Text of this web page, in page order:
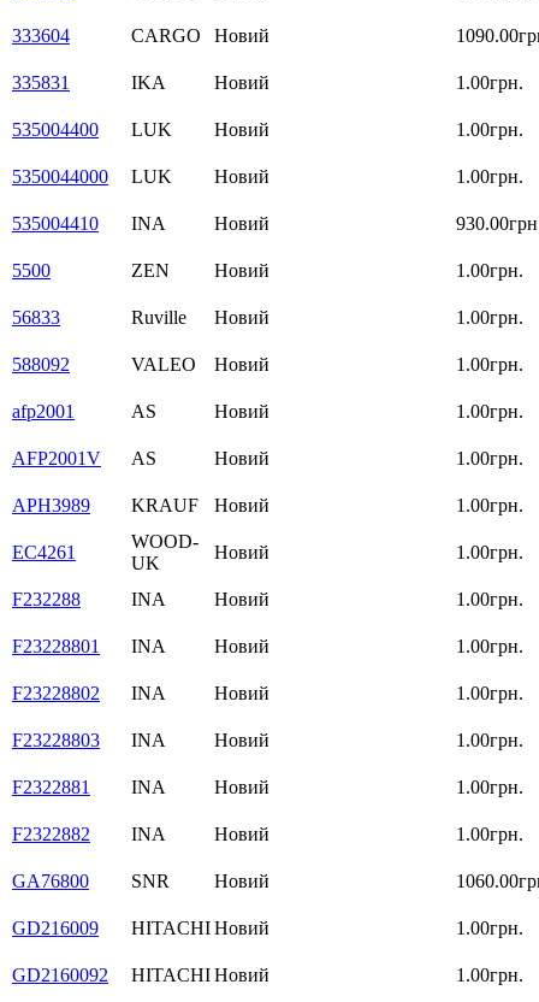
333604 CARGO Новий
335831 IKA Новий 1.00грн.
535004400 LUK Новий 1.00грн.
5350044000 LUK Новий 1.00грн.
535004410 INA Новий
5500 ZEN Новий 1.00грн.
56833 Ruville Новий 1.00грн.
588092 VALEO Новий 1.00грн.
afp2001 AS Новий 1.00грн.
AFP2001V AS Новий 1.00грн.
APH3989 KRAUF Новий 1.00грн.
EC4261
WOOD-
UK
Новий 1.00грн.
F232288 INA Новий 1.00грн.
F23228801 INA Новий 1.00грн.
F23228802 INA Новий 1.00грн.
F23228803 INA Новий 1.00грн.
F2322881 INA Новий 1.00грн.
F2322882 INA Новий 1.00грн.
GA76800 SNR Новий
GD216009 HITACHIНовий 1.00грн.
GD2160092 HITACHIНовий 1.00грн.